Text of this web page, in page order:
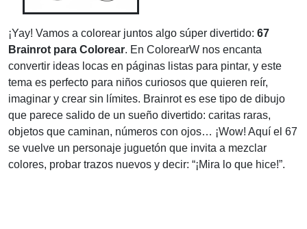
¡Yay! Vamos a colorear juntos algo súper divertido: 67
Brainrot para Colorear. En ColorearW nos encanta
convertir ideas locas en páginas listas para pintar, y este
tema es perfecto para niños curiosos que quieren reír,
imaginar y crear sin límites. Brainrot es ese tipo de dibujo
que parece salido de un sueño divertido: caritas raras,
objetos que caminan, números con ojos… ¡Wow! Aquí el 67
se vuelve un personaje juguetón que invita a mezclar
colores, probar trazos nuevos y decir: “¡Mira lo que hice!”.